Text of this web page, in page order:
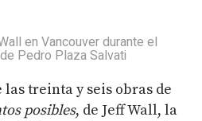
en Vancouver durante el
Pedro Plaza Salvati
las treinta y seis obras de
posibles, de Jeff Wall, la